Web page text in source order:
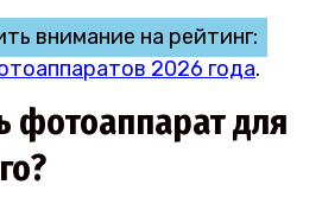
внимание на рейтинг:
2026 года.
фотоаппарат для